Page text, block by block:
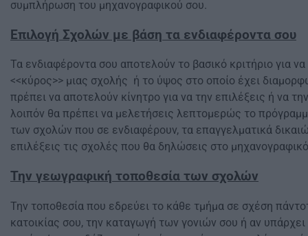
συμπλήρωση του μηχανογραφικού σου.
Επιλογή Σχολών με βάση τα ενδιαφέροντα σου
Τα ενδιαφέροντα σου αποτελούν το βασικό κριτήριο για
<<κύρος>> μιας σχολής ή το ύψος στο οποίο έχει
πρέπει να αποτελούν κίνητρο για να την επιλέξεις ή να
λοιπόν θα πρέπει να μελετήσεις λεπτομερώς το
των σχολών που σε ενδιαφέρουν, τα επαγγελματικά
επιλέξεις τις σχολές που θα δηλώσεις στο
Την γεωγραφική τοποθεσία των σχολών
Την τοποθεσία που εδρεύει το κάθε τμήμα σε σχέση
κατοικίας σου, την καταγωγή των γονιών σου ή αν